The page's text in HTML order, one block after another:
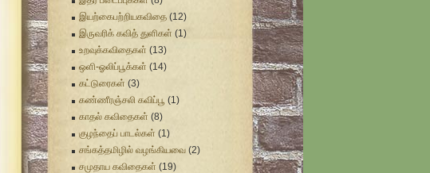
இயற்கைபற்றியகவிதை (12)
இருவரிக் கவித் துளிகள் (1)
உறவுக்கவிதைகள் (13)
ஒளி-ஓலிப்பூக்கள் (14)
கட்டுரைகள் (3)
கண்ணீரஞ்சலி கவிப்பூ (1)
காதல் கவிதைகள் (8)
குழந்தைப் பாடல்கள் (1)
சங்கத்தமிழில் வழங்கியவை (2)
சமுதாய கவிதைகள் (19)